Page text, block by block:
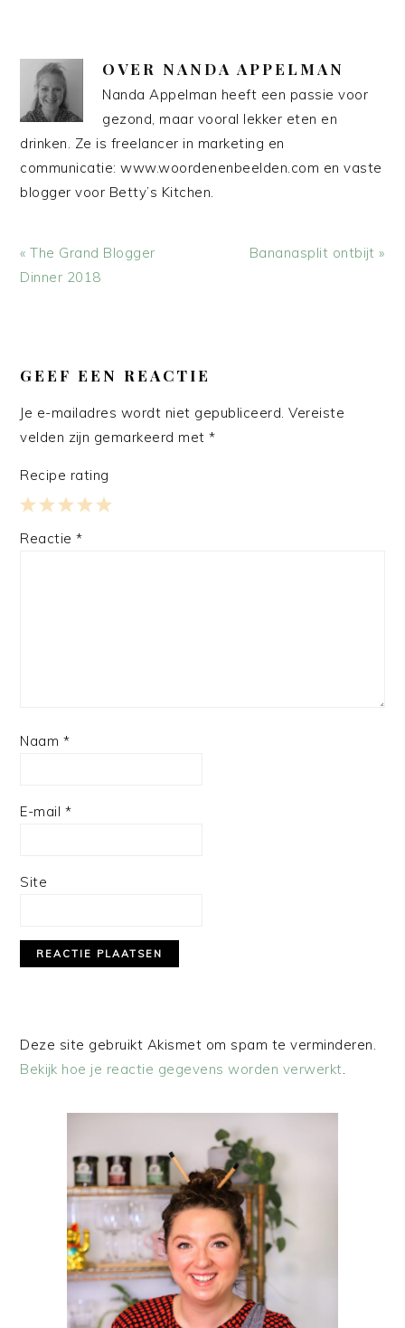
OVER NANDA APPELMAN
Nanda Appelman heeft een passie voor
gezond, maar vooral lekker eten en
drinken. Ze is freelancer in marketing en
communicatie: www.woordenenbeelden.com en vaste
blogger voor Betty’s Kitchen.
Vorig
bericht:
« The Grand Blogger
Dinner 2018
Volgend
Bananasplit ontbijt »
INTERACTIES
GEEF EEN REACTIE
Je e-mailadres wordt niet gepubliceerd. Vereiste
velden zijn gemarkeerd met*
Recipe rating
4
3
2
1
Reactie*
Naam *
E-mail *
Site
Deze site gebruikt Akismet om spam te verminderen.
Bekijk hoe je reactie gegevens worden verwerkt.